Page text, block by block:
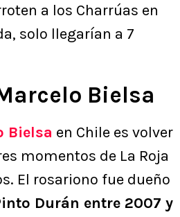
a los Charrúas en
solo llegarían a 7
Bielsa
Bielsa en Chile es volver
momentos de La Roja
El rosariono fue dueño
Durán entre 2007 y